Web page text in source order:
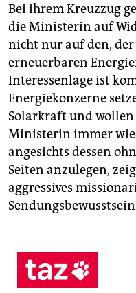
Bei ihrem Kreuzzug
die Ministerin auf
nicht nur auf den, der
erneuerbaren
Interessenlage ist
Energiekonzerne
Solarkraft und
Ministerin immer
angesichts dessen
Seiten anzulegen,
aggressives